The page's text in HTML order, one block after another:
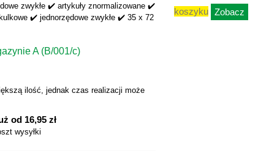
zwykłe ✔️ artykuły znormalizowane ✔️
✔️ jednorzędowe zwykłe ✔️ 35 x 72
A (B/001/c)
ilość, jednak czas realizacji może
od 16,95 zł
wysyłki
koszyku Zobacz